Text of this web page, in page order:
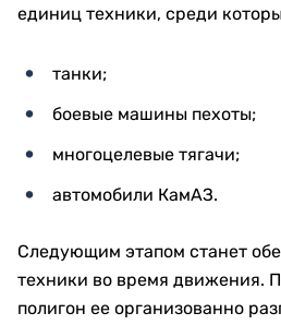
единиц техники, среди
танки;
боевые машины пехоты;
многоцелевые тягачи;
автомобили КамАЗ.
Следующим этапом станет
техники во время движения.
полигон ее организованно